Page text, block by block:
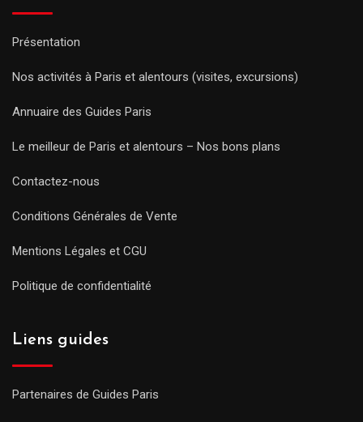
Présentation
Nos activités à Paris et alentours (visites, excursions)
Annuaire des Guides Paris
Le meilleur de Paris et alentours – Nos bons plans
Contactez-nous
Conditions Générales de Vente
Mentions Légales et CGU
Politique de confidentialité
Liens guides
Partenaires de Guides Paris